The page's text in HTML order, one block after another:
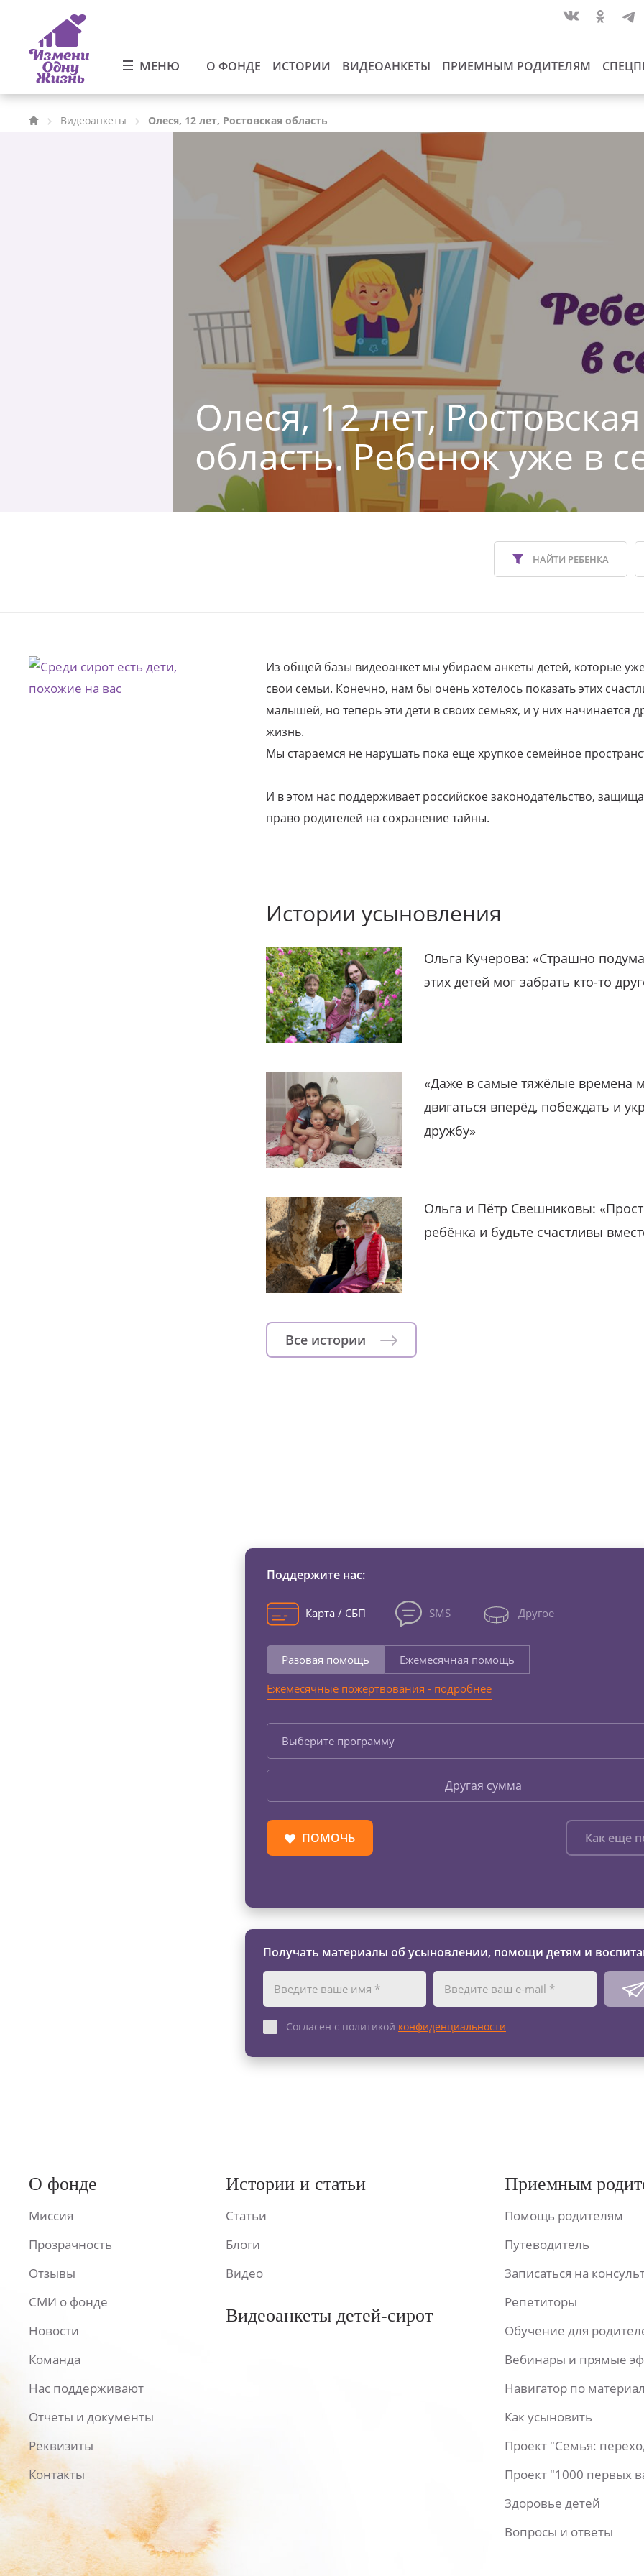
МЕНЮ О ФОНДЕ ИСТОРИИ ВИДЕОАНКЕТЫ ПРИЕМНЫМ РОДИТЕЛЯМ
Видеоанкеты Олеся, 12 лет, Ростовская область
Олеся, 12 лет, Ростовская
область. Ребенок уже в
НАЙТИ РЕБЕНКА
Из общей базы видеоанкет мы убираем анкеты детей, которые
свои семьи. Конечно, нам бы очень хотелось показать этих
малышей, но теперь эти дети в своих семьях, и у них начинается
жизнь.
Мы стараемся не нарушать пока еще хрупкое семейное
И в этом нас поддерживает российское законодательство,
право родителей на сохранение тайны.
Истории усыновления
Ольга Кучерова: «Страшно
этих детей мог забрать кто-то
«Даже в самые тяжёлые времена
двигаться вперёд, побеждать и
дружбу»
Ольга и Пётр Свешниковы:
ребёнка и будьте счастливы
Все истории
Поддержите нас:
Карта / СБП SMS Другое
Разовая помощь
Ежемесячная помощь
Ежемесячные пожертвования - подробнее
Выберите программу
Другая сумма
ПОМОЧЬ Как еще
Получать материалы об усыновлении, помощи детям и
Согласен с политикой конфиденциальности
О фонде
Миссия
Прозрачность
Отзывы
СМИ о фонде
Новости
Команда
Нас поддерживают
Отчеты и документы
Реквизиты
Контакты
Истории и статьи
Статьи
Блоги
Видео
Видеоанкеты детей-сирот
Приемным
Помощь родителям
Путеводитель
Записаться на
Репетиторы
Обучение для
Вебинары и прямые
Навигатор по
Как усыновить
Проект "Семья:
Проект "1000 первых
Здоровье детей
Вопросы и ответы